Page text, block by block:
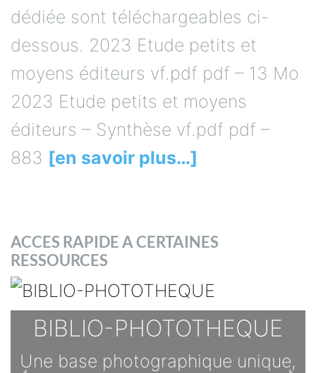
dédiée sont téléchargeables ci-
dessous. 2023 Etude petits et
moyens éditeurs vf.pdf pdf – 13 Mo
2023 Etude petits et moyens
éditeurs – Synthèse vf.pdf pdf –
883 [en savoir plus…]
ACCES RAPIDE A CERTAINES
RESSOURCES
BIBLIO-PHOTOTHEQUE
Une base photographique unique,